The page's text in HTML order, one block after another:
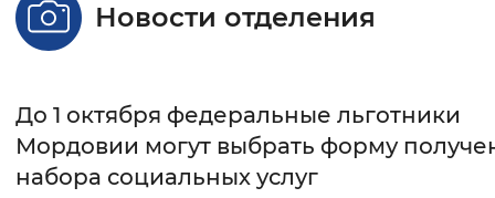
Стандартный Увеличенный
Без засечек С засечками
Интервал между буквами
Новости отделения
До 1 октября федеральные льготники
Мордовии могут выбрать форму
набора социальных услуг